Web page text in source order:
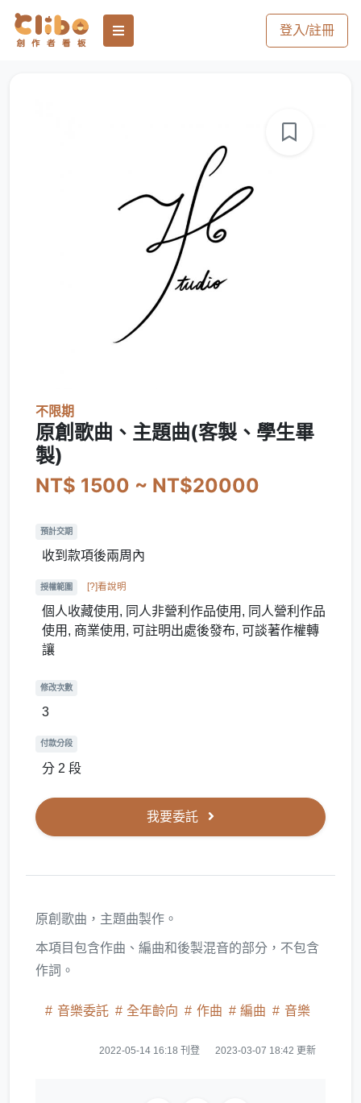
登入/註冊
不限期
原創歌曲、主題曲(客製、學生畢
製)
NT$ 1500 ~ NT$20000
預計交期
收到款項後兩周內
授權範圍 [?]看說明
個人收藏使用, 同人非營利作品使用, 同人營利作品
使用, 商業使用, 可註明出處後發布, 可談著作權轉
讓
修改次數
3
付款分段
分 2 段
我要委託
原創歌曲，主題曲製作。
本項目包含作曲、編曲和後製混音的部分，不包含
作詞。
音樂委託 全年齡向 作曲 編曲 音樂
2022-05-14 16:18 刊登 2023-03-07 18:42 更新